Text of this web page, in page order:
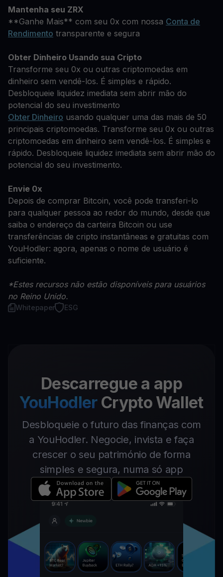
Mantenha seu ZRX
**Ganhe Mais** com seu 0x com nossa Conta de
Rendimento transparente e segura
Obter Dinheiro Usando sua Cripto
Transforme seu 0x ou outras criptomoedas em
dinheiro sem vendê-los. É simples e rápido.
Desbloqueie liquidez imediata sem abrir mão do
potencial do seu investimento
Obter Dinheiro usando qualquer uma das mais de 50
principais criptomoedas. Transforme seu 0x ou outras
criptomoedas em dinheiro sem vendê-los. É simples e
rápido. Desbloqueie liquidez imediata sem abrir mão do
potencial do seu investimento.
Envie 0x
Depois de comprar Bitcoin, você pode transferi-lo
para qualquer pessoa ao redor do mundo, desde que
saiba o endereço da carteira Bitcoin ou use
transferências de cripto instantâneas e gratuitas com
YouHodler: agora, apenas o nome de usuário é
suficiente.
*Estes recursos não estão disponíveis para usuários
no Reino Unido.
Whitepaper ESG
Descarregue a app
YouHodler Crypto Wallet
Desbloqueie o futuro das finanças com
a YouHodler. Negocie, invista e faça
crescer o seu património de forma
simples e segura, numa só app